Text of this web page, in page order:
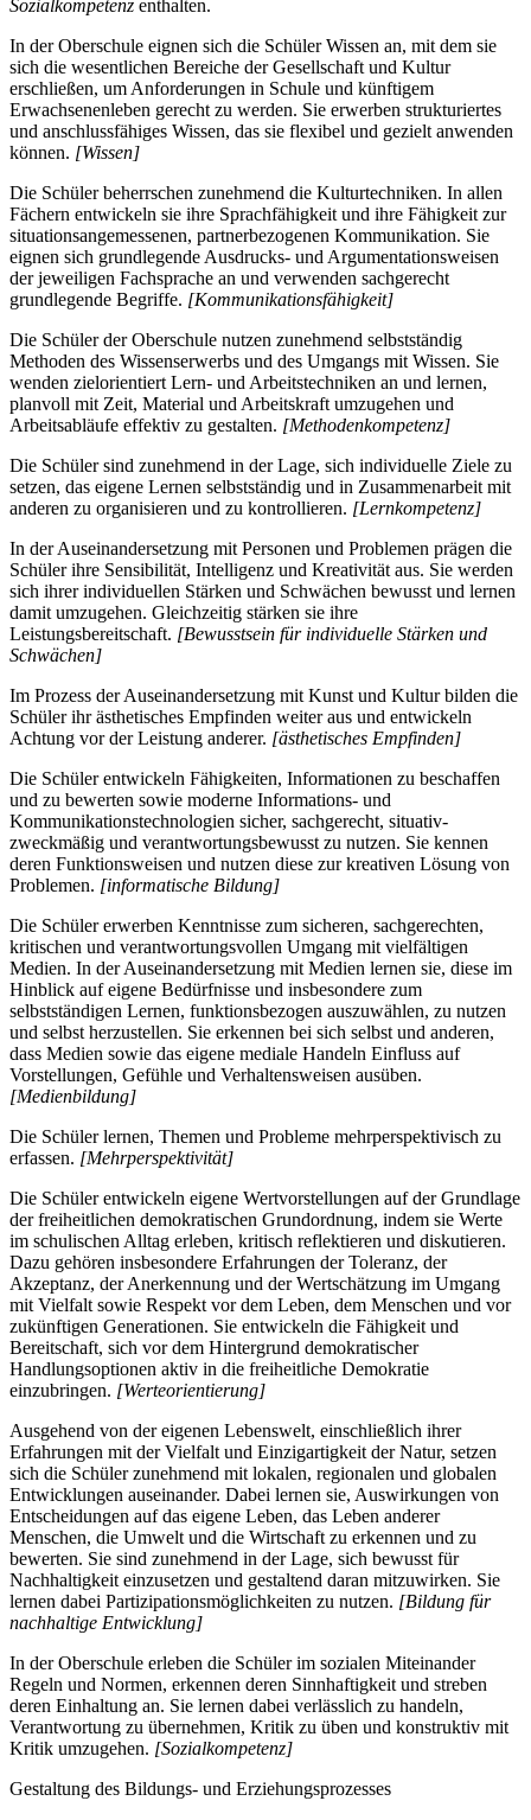
Sozialkompetenz enthalten.
In der Oberschule eignen sich die Schüler Wissen an, mit dem sie
sich die wesentlichen Bereiche der Gesellschaft und Kultur
erschließen, um Anforderungen in Schule und künftigem
Erwachsenenleben gerecht zu werden. Sie erwerben strukturiertes
und anschlussfähiges Wissen, das sie flexibel und gezielt anwenden
können. [Wissen]
Die Schüler beherrschen zunehmend die Kulturtechniken. In allen
Fächern entwickeln sie ihre Sprachfähigkeit und ihre Fähigkeit zur
situationsangemessenen, partnerbezogenen Kommunikation. Sie
eignen sich grundlegende Ausdrucks- und Argumentationsweisen
der jeweiligen Fachsprache an und verwenden sachgerecht
grundlegende Begriffe. [Kommunikationsfähigkeit]
Die Schüler der Oberschule nutzen zunehmend selbstständig
Methoden des Wissenserwerbs und des Umgangs mit Wissen. Sie
wenden zielorientiert Lern- und Arbeitstechniken an und lernen,
planvoll mit Zeit, Material und Arbeitskraft umzugehen und
Arbeitsabläufe effektiv zu gestalten. [Methodenkompetenz]
Die Schüler sind zunehmend in der Lage, sich individuelle Ziele zu
setzen, das eigene Lernen selbstständig und in Zusammenarbeit mit
anderen zu organisieren und zu kontrollieren. [Lernkompetenz]
In der Auseinandersetzung mit Personen und Problemen prägen die
Schüler ihre Sensibilität, Intelligenz und Kreativität aus. Sie werden
sich ihrer individuellen Stärken und Schwächen bewusst und lernen
damit umzugehen. Gleichzeitig stärken sie ihre
Leistungsbereitschaft. [Bewusstsein für individuelle Stärken und
Schwächen]
Im Prozess der Auseinandersetzung mit Kunst und Kultur bilden die
Schüler ihr ästhetisches Empfinden weiter aus und entwickeln
Achtung vor der Leistung anderer. [ästhetisches Empfinden]
Die Schüler entwickeln Fähigkeiten, Informationen zu beschaffen
und zu bewerten sowie moderne Informations- und
Kommunikationstechnologien sicher, sachgerecht, situativ-
zweckmäßig und verantwortungsbewusst zu nutzen. Sie kennen
deren Funktionsweisen und nutzen diese zur kreativen Lösung von
Problemen. [informatische Bildung]
Die Schüler erwerben Kenntnisse zum sicheren, sachgerechten,
kritischen und verantwortungsvollen Umgang mit vielfältigen
Medien. In der Auseinandersetzung mit Medien lernen sie, diese im
Hinblick auf eigene Bedürfnisse und insbesondere zum
selbstständigen Lernen, funktionsbezogen auszuwählen, zu nutzen
und selbst herzustellen. Sie erkennen bei sich selbst und anderen,
dass Medien sowie das eigene mediale Handeln Einfluss auf
Vorstellungen, Gefühle und Verhaltensweisen ausüben.
[Medienbildung]
Die Schüler lernen, Themen und Probleme mehrperspektivisch zu
erfassen. [Mehrperspektivität]
Die Schüler entwickeln eigene Wertvorstellungen auf der Grundlage
der freiheitlichen demokratischen Grundordnung, indem sie Werte
im schulischen Alltag erleben, kritisch reflektieren und diskutieren.
Dazu gehören insbesondere Erfahrungen der Toleranz, der
Akzeptanz, der Anerkennung und der Wertschätzung im Umgang
mit Vielfalt sowie Respekt vor dem Leben, dem Menschen und vor
zukünftigen Generationen. Sie entwickeln die Fähigkeit und
Bereitschaft, sich vor dem Hintergrund demokratischer
Handlungsoptionen aktiv in die freiheitliche Demokratie
einzubringen. [Werteorientierung]
Ausgehend von der eigenen Lebenswelt, einschließlich ihrer
Erfahrungen mit der Vielfalt und Einzigartigkeit der Natur, setzen
sich die Schüler zunehmend mit lokalen, regionalen und globalen
Entwicklungen auseinander. Dabei lernen sie, Auswirkungen von
Entscheidungen auf das eigene Leben, das Leben anderer
Menschen, die Umwelt und die Wirtschaft zu erkennen und zu
bewerten. Sie sind zunehmend in der Lage, sich bewusst für
Nachhaltigkeit einzusetzen und gestaltend daran mitzuwirken. Sie
lernen dabei Partizipationsmöglichkeiten zu nutzen. [Bildung für
nachhaltige Entwicklung]
In der Oberschule erleben die Schüler im sozialen Miteinander
Regeln und Normen, erkennen deren Sinnhaftigkeit und streben
deren Einhaltung an. Sie lernen dabei verlässlich zu handeln,
Verantwortung zu übernehmen, Kritik zu üben und konstruktiv mit
Kritik umzugehen. [Sozialkompetenz]
Gestaltung des Bildungs- und Erziehungsprozesses